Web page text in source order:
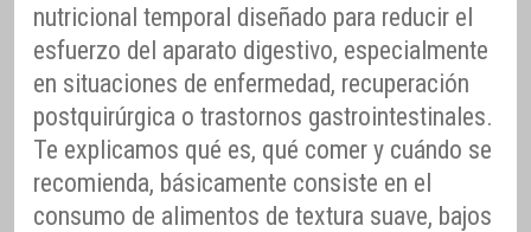
nutricional temporal diseñado para reducir el
esfuerzo del aparato digestivo, especialmente
en situaciones de enfermedad, recuperación
postquirúrgica o trastornos gastrointestinales.
Te explicamos qué es, qué comer y cuándo se
recomienda, básicamente consiste en el
consumo de alimentos de textura suave, bajos